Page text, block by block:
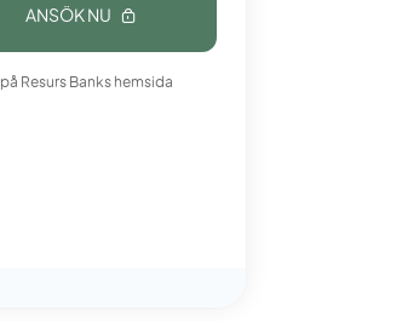
ANSÖK NU
på Resurs Banks hemsida